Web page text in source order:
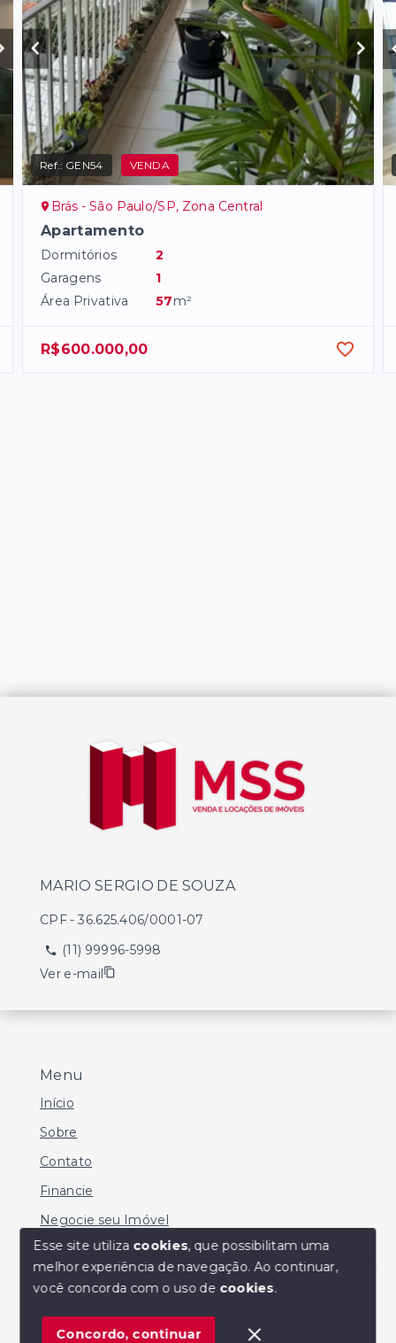
Ref.: GEN54 VENDA
Brás - São Paulo/SP, Zona Central
Apartamento
Dormitórios
2
Garagens
1
Área Privativa
57m²
R$600.000,00
Olá! Estamos disponíveis para te ajudar.
Menu
Início
Sobre
Contato
Financie
Negocie seu Imóvel
© Copyright 2026 - MARIO SERGIO DE SOUZA -
SITE PARA IMOBILIARIA
MARIO SERGIO DE SOUZA
CPF-36.625.406/0001-07
(11) 99996-5998
Ver e-mail
Esse site utiliza cookies, que possibilitam uma
melhor experiência de navegação.Ao continuar,
você concorda com o uso de cookies.
Concordo, continuar